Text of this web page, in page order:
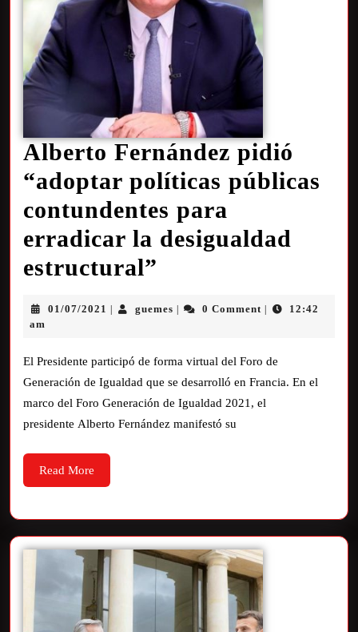
Alberto Fernández pidió
“adoptar políticas públicas
contundentes para
erradicar la desigualdad
estructural”
01/07/2021 guemes 0 Comment
12:42
am
El Presidente participó de forma virtual del Foro de
Generación de Igualdad que se desarrolló en Francia. En el
marco del Foro Generación de Igualdad 2021, el
presidente Alberto Fernández manifestó su
Read More